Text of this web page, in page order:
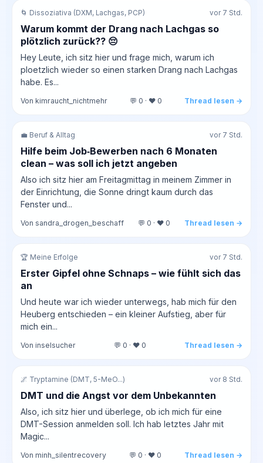
🌀 Dissoziativa (DXM, Lachgas, PCP) vor 7 Std.
Warum kommt der Drang nach Lachgas so
plötzlich zurück?? 😔
Hey Leute, ich sitz hier und frage mich, warum ich
ploetzlich wieder so einen starken Drang nach Lachgas
habe. Es...
Von kimraucht_nichtmehr 💬 0 · ❤️ 0 Thread lesen →
💼 Beruf & Alltag vor 7 Std.
Hilfe beim Job‑Bewerben nach 6 Monaten
clean – was soll ich jetzt angeben
Also ich sitz hier am Freitagmittag in meinem Zimmer in
der Einrichtung, die Sonne dringt kaum durch das
Fenster und...
Von sandra_drogen_beschaff 💬 0 · ❤️ 0 Thread lesen →
🏆 Meine Erfolge vor 7 Std.
Erster Gipfel ohne Schnaps – wie fühlt sich das
an
Und heute war ich wieder unterwegs, hab mich für den
Heuberg entschieden – ein kleiner Aufstieg, aber für
mich ein...
Von inselsucher 💬 0 · ❤️ 0 Thread lesen →
🌌 Tryptamine (DMT, 5-MeO...) vor 8 Std.
DMT und die Angst vor dem Unbekannten
Also, ich sitz hier und überlege, ob ich mich für eine
DMT-Session anmelden soll. Ich hab letztes Jahr mit
Magic...
Von minh_silentrecovery 💬 0 · ❤️ 0 Thread lesen →